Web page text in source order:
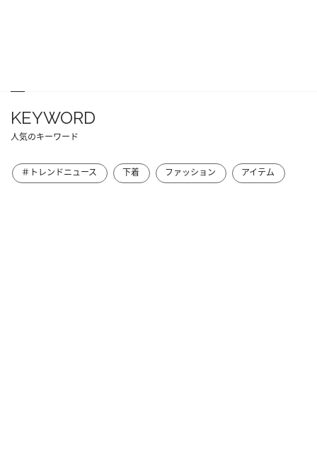
KEYWORD
人気のキーワード
＃トレンドニュース 下着 ファッション アイテム